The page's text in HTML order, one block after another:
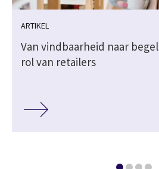
ARTIKEL
Van vindbaarheid naar
rol van retailers